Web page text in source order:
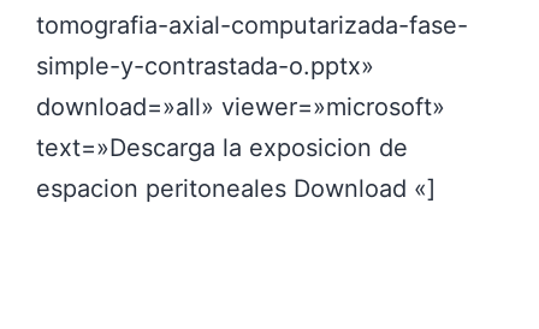
tomografia-axial-computarizada-fase-
simple-y-contrastada-o.pptx»
download=»all» viewer=»microsoft»
text=»Descarga la exposicion de
espacion peritoneales Download «]